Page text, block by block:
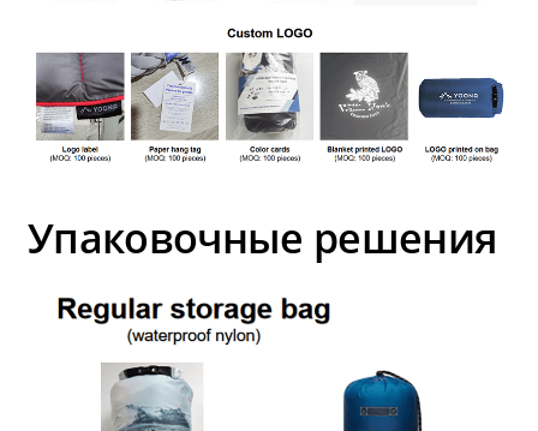
Упаковочные решения